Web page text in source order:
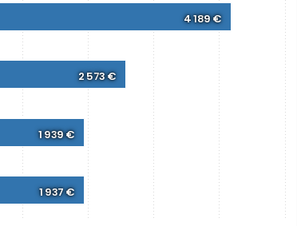
4 189 €
2 573 €
1 939 €
1 937 €